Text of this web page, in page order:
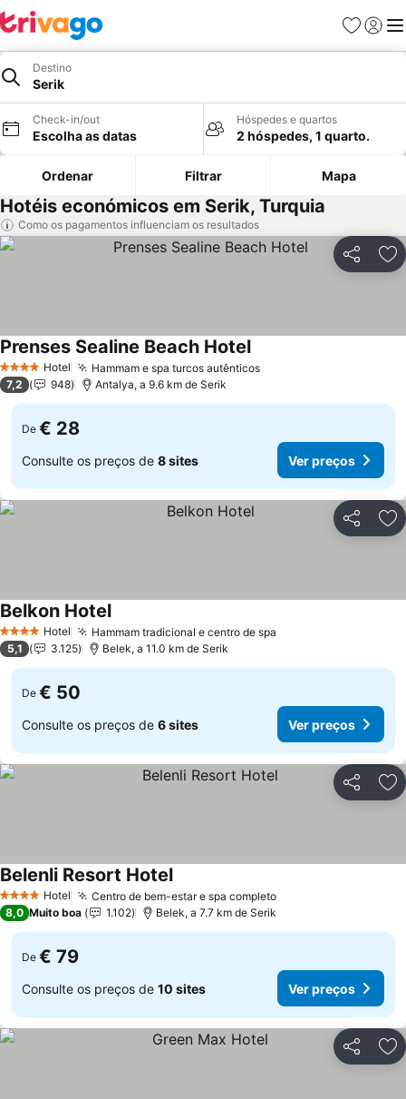
Favoritos
Iniciar
Destino
Serik
Check-in/out
Escolha as datas
Hóspedes e quartos
2 hóspedes, 1 quarto.
Ordenar Filtrar Mapa
Hotéis económicos em Serik, Turquia
Como os pagamentos influenciam os resultados
Partilhar
4 EstrelasHotel Hammam e spa turcos autênticosVer preços
Prenses Sealine Beach HotelVer preços
7,2 948 Antalya, a 9.6 km de Serik
De € 28
Consulte os preços de 8 sites Ver preços
Partilhar
4 EstrelasHotel Hammam tradicional e centro de spa
Belkon HotelVer preços
5,1 3.125 Belek, a 11.0 km de Serik
De € 50
Consulte os preços de 6 sites Ver preços
Partilhar
4 EstrelasHotel Centro de bem-estar e spa completoVer preços
Belenli Resort HotelVer preços
8,0 Muito boa 1.102 Belek, a 7.7 km de Serik
De € 79
Consulte os preços de 10 sites Ver preços
Partilhar